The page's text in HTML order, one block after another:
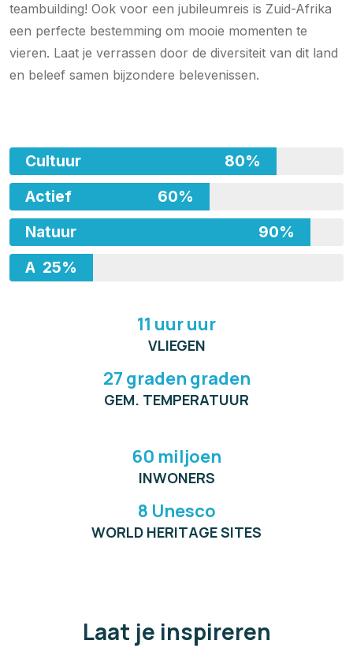
teambuilding! Ook voor een jubileumreis is Zuid-Afrika
een perfecte bestemming om mooie momenten te
vieren. Laat je verrassen door de diversiteit van dit land
en beleef samen bijzondere belevenissen.
Cultuur
80%
Actief
60%
Natuur
90%
Avontuur
25%
11 uur uur
VLIEGEN
27 graden graden
GEM. TEMPERATUUR
60 miljoen
INWONERS
8 Unesco
WORLD HERITAGE SITES
Laat je inspireren